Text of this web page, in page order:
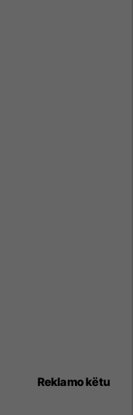
Reklamo këtu